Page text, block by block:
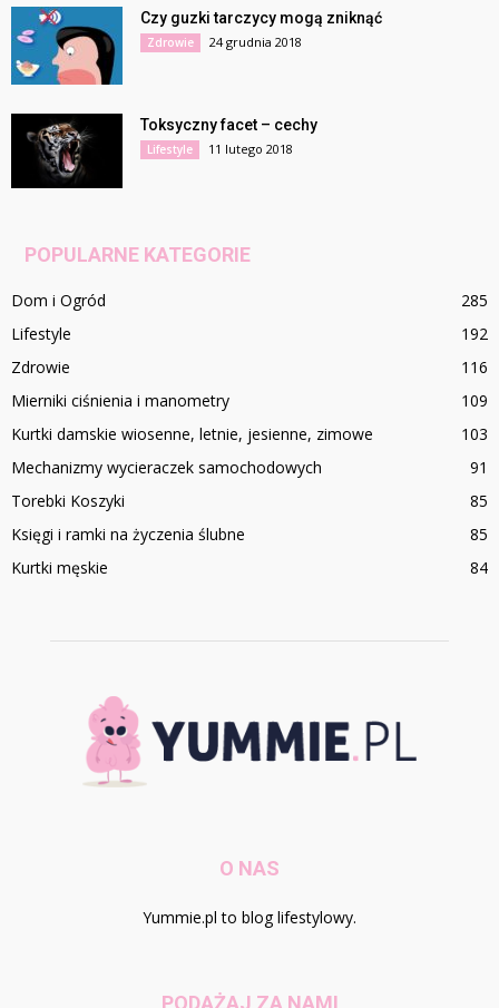
Czy guzki tarczycy mogą zniknąć
Zdrowie 24 grudnia 2018
Toksyczny facet – cechy
Lifestyle 11 lutego 2018
POPULARNE KATEGORIE
Dom i Ogród
285
Lifestyle
192
Zdrowie
116
Mierniki ciśnienia i manometry
109
Kurtki damskie wiosenne, letnie, jesienne, zimowe
103
Mechanizmy wycieraczek samochodowych
91
Torebki Koszyki
85
Księgi i ramki na życzenia ślubne
85
Kurtki męskie
84
O NAS
Yummie.pl to blog lifestylowy.
PODĄŻAJ ZA NAMI